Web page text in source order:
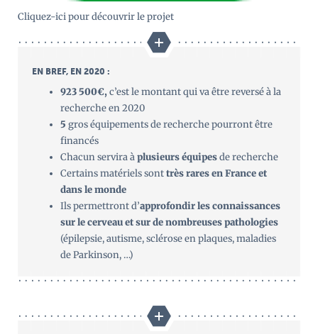
Cliquez-ici pour découvrir le projet
EN BREF, EN 2020 :
923 500€,c’est le montant qui va être reversé à la
recherche en 2020
5 gros équipements de recherche pourront être
financés
Chacun servira àplusieurs équipesde recherche
Certains matériels sonttrès rares en France et
dans le monde
Ils permettront d’approfondir les connaissances
sur le cerveau et sur de nombreuses pathologies
(épilepsie, autisme, sclérose en plaques, maladies
de Parkinson, …)